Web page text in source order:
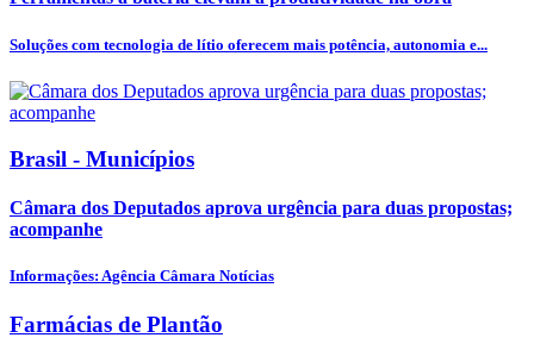
Soluções com tecnologia de lítio oferecem mais potência, autonomia e...
Brasil - Municípios
Câmara dos Deputados aprova urgência para duas propostas;
acompanhe
Informações: Agência Câmara Notícias
Farmácias de Plantão